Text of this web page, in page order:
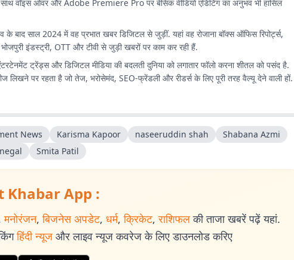
साथ वॉइस ओवर और Adobe Premiere Pro पर बेसिक वीडियो एडिटिंग का अनुभव भी हासिल
बाद साल 2024 में वह प्रभात खबर डिजिटल से जुड़ीं. यहां वह रोजाना बॉक्स ऑफिस रिपोर्ट्स,
इंडस्ट्री, OTT और टीवी से जुड़ी खबरों पर काम कर रही हैं.
ट्रेंड्स और डिजिटल मीडिया की बदलती दुनिया को लगातार फॉलो करना शीतल को पसंद है.
लिखने पर रहता है जो तेज, भरोसेमंद, SEO-फ्रेंडली और रीडर्स के लिए पूरी तरह वैल्यू देने वाली हों.
News Karisma Kapoor naseeruddin shah
Shabana Azmi
Smita Patil
Khabar App :
मनोरंजन, बिजनेस अपडेट, धर्म, क्रिकेट, राशिफल की ताजा खबरें पढ़ें यहां.
हिंदी न्यूज और लाइव न्यूज कवरेज के लिए डाउनलोड करिए